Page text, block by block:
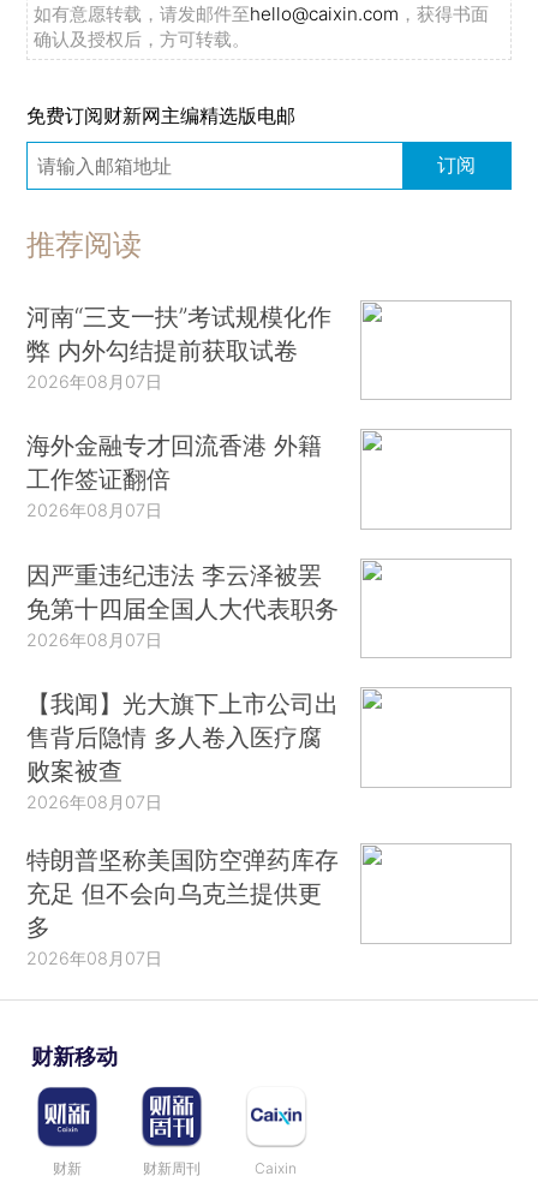
如有意愿转载，请发邮件至hello@caixin.com ，获得书面
确认及授权后，方可转载。
免费订阅财新网主编精选版电邮
订阅
推荐阅读
河南“三支一扶”考试规模化作
弊 内外勾结提前获取试卷
2026年08月07日
海外金融专才回流香港 外籍
工作签证翻倍
2026年08月07日
因严重违纪违法 李云泽被罢
免第十四届全国人大代表职务
2026年08月07日
【我闻】光大旗下上市公司出
售背后隐情 多人卷入医疗腐
败案被查
2026年08月07日
特朗普坚称美国防空弹药库存
充足 但不会向乌克兰提供更
多
2026年08月07日
财新移动
财新 财新周刊 Caixin